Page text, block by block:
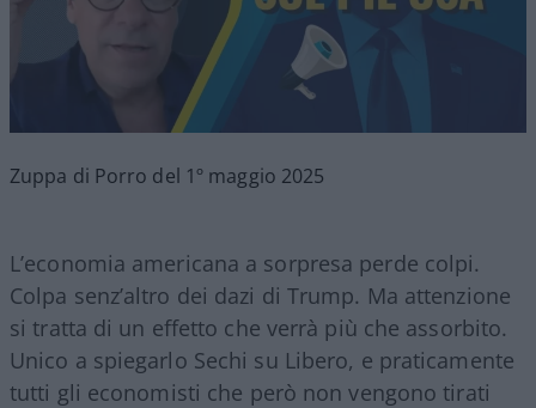
Zuppa di Porro del 1º maggio 2025
L’economia americana a sorpresa perde colpi.
Colpa senz’altro dei dazi di Trump. Ma attenzione
si tratta di un effetto che verrà più che assorbito.
Unico a spiegarlo Sechi su Libero, e praticamente
tutti gli economisti che però non vengono tirati